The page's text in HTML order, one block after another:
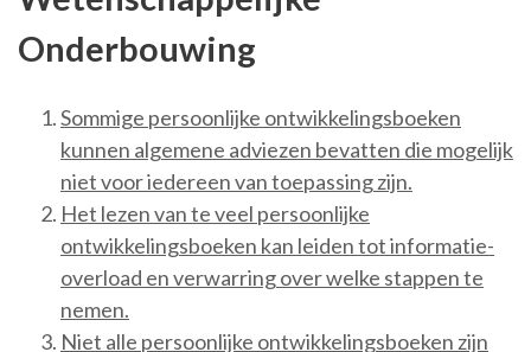
Onderbouwing
Sommige persoonlijke ontwikkelingsboeken
kunnen algemene adviezen bevatten die mogelijk
niet voor iedereen van toepassing zijn.
Het lezen van te veel persoonlijke
ontwikkelingsboeken kan leiden tot informatie-
overload en verwarring over welke stappen te
nemen.
Niet alle persoonlijke ontwikkelingsboeken zijn